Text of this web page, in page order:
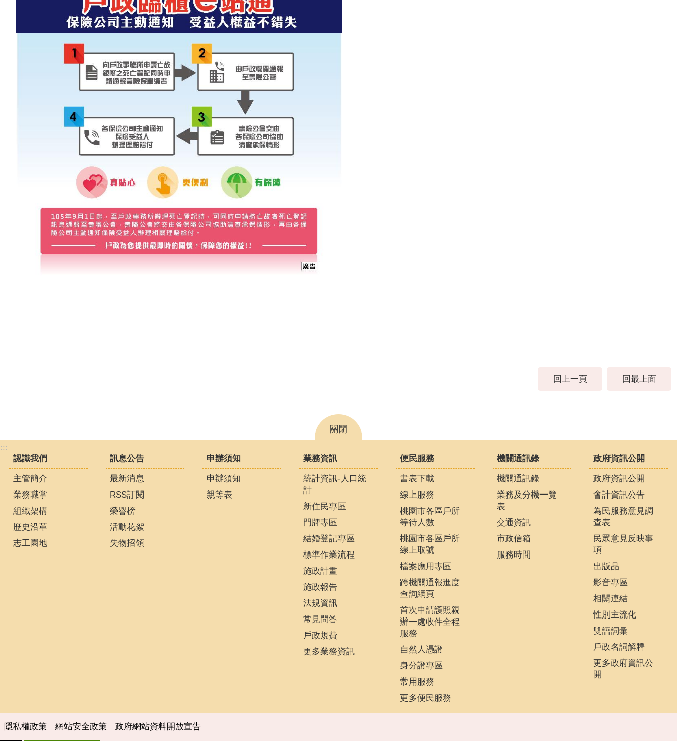
回上一頁 回最上面
關閉
:::
認識我們
主管簡介
業務職掌
組織架構
歷史沿革
志工園地
訊息公告
最新消息
RSS訂閱
榮譽榜
活動花絮
失物招領
申辦須知
申辦須知
親等表
業務資訊
統計資訊-人口統
計
新住民專區
門牌專區
結婚登記專區
標準作業流程
施政計畫
施政報告
法規資訊
常見問答
戶政規費
更多業務資訊
便民服務
書表下載
線上服務
桃園市各區戶所
等待人數
桃園市各區戶所
線上取號
檔案應用專區
跨機關通報進度
查詢網頁
首次申請護照親
辦一處收件全程
服務
自然人憑證
身分證專區
常用服務
更多便民服務
機關通訊錄
機關通訊錄
業務及分機一覽
表
交通資訊
市政信箱
服務時間
政府資訊公開
政府資訊公開
會計資訊公告
為民服務意見調
查表
民眾意見反映事
項
出版品
影音專區
相關連結
性別主流化
雙語詞彙
戶政名詞解釋
更多政府資訊公
開
隱私權政策 網站安全政策 政府網站資料開放宣告